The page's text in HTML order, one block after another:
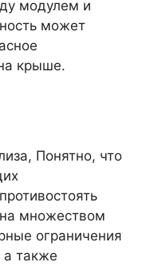
модулем и
может
крыше.
Понятно, что
​​множеством
ограничения
а также